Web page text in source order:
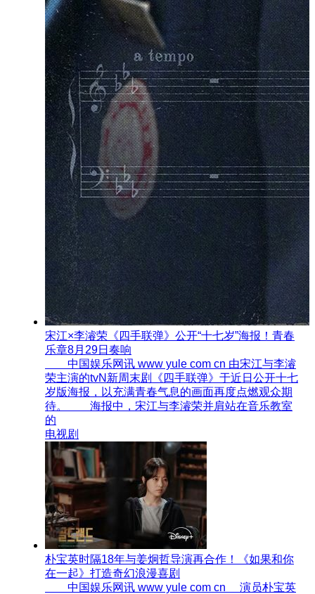
宋江×李濬荣《四手联弹》公开“十七岁”海报！青春
乐章8月29日奏响
中国娱乐网讯 www yule com cn 由宋江与李濬
荣主演的tvN新周末剧《四手联弹》于近日公开十七
岁版海报，以充满青春气息的画面再度点燃观众期
待。 海报中，宋江与李濬荣并肩站在音乐教室
的
电视剧
朴宝英时隔18年与姜炯哲导演再合作！《如果和你
在一起》打造奇幻浪漫喜剧
中国娱乐网讯 www yule com cn 演员朴宝英